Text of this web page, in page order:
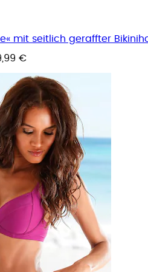
mit seitlich geraffter
€